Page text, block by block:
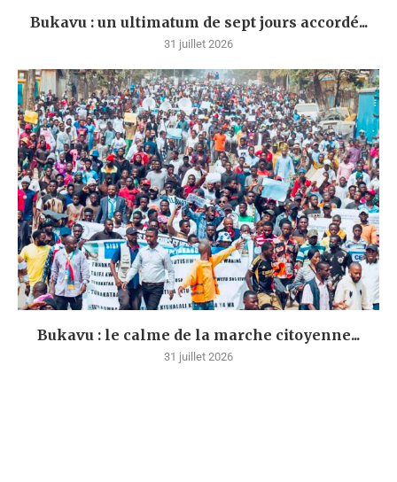
Bukavu : un ultimatum de sept jours accordé...
31 juillet 2026
Bukavu : le calme de la marche citoyenne...
31 juillet 2026